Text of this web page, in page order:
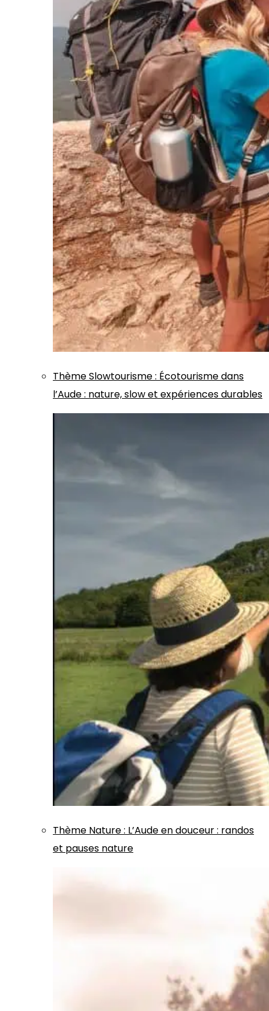
ThèmeSlowtourisme: Écotourisme dans
l’Aude : nature, slow et expériences durables
Thème Nature: L’Aude en douceur : randos
et pauses nature